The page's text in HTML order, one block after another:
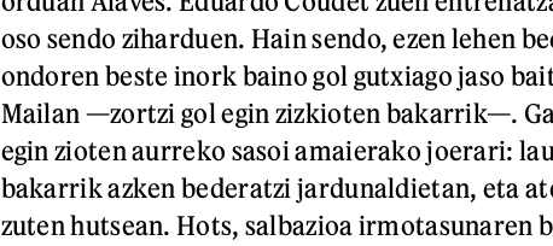
oso sendo ziharduen. Hain sendo, ezen lehen
ondoren beste inork baino gol gutxiago jaso
Mailan —zortzi gol egin zizkioten bakarrik—.
egin zioten aurreko sasoi amaierako joerari:
bakarrik azken bederatzi jardunaldietan, eta
zuten hutsean. Hots, salbazioa irmotasunaren